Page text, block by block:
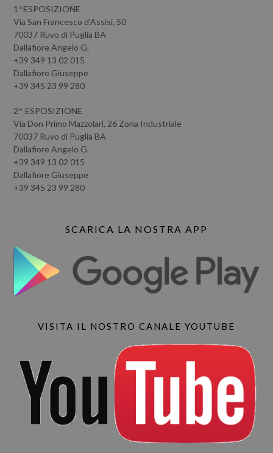
1^ESPOSIZIONE
Via San Francesco d'Assisi, 50
70037 Ruvo di Puglia BA
Dallafiore Angelo G.
+39 349 13 02 015
Dallafiore Giuseppe
+39 345 23 99 280
2^ ESPOSIZIONE
Via Don Primo Mazzolari, 26 Zona Industriale
70037 Ruvo di Puglia BA
Dallafiore Angelo G.
+39 349 13 02 015
Dallafiore Giuseppe
+39 345 23 99 280
SCARICA LA NOSTRA APP
VISITA IL NOSTRO CANALE YOUTUBE